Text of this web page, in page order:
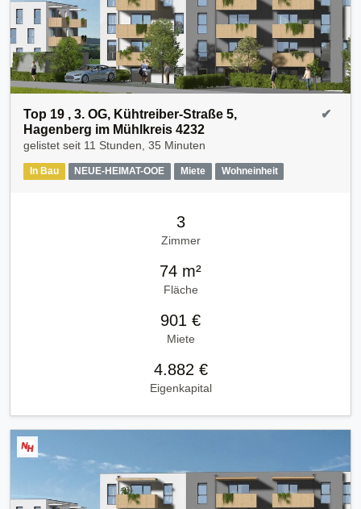
Top 19 , 3. OG, Kühtreiber-Straße 5,
Hagenberg im Mühlkreis 4232
gelistet seit 11 Stunden, 35 Minuten
In Bau NEUE-HEIMAT-OOE Miete Wohneinheit
✔
3
Zimmer
74 m²
Fläche
901 €
Miete
4.882 €
Eigenkapital